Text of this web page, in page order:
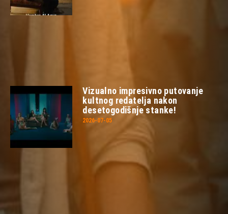
Vizualno impresivno putovanje
kultnog redatelja nakon
desetogodišnje stanke!
2026-07-05